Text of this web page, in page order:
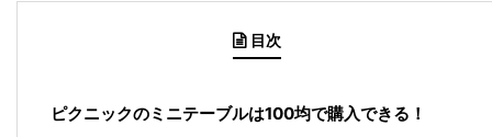
目次
ピクニックのミニテーブルは100均で購入できる！